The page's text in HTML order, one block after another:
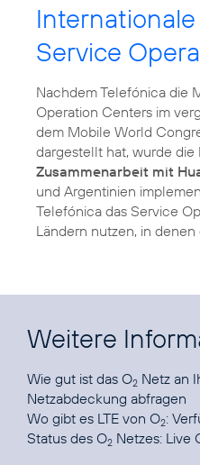
Service
Nachdem Telefónica die
Operation Centers im
dem Mobile World
dargestellt hat, wurde die
Zusammenarbeit mit
und Argentinien
Telefónica das Service
Ländern nutzen, in
Weitere
Wie gut ist das O2 Netz an
Netzabdeckung abfragen
Wo gibt es LTE von O2:
Status des O2 Netzes: Live